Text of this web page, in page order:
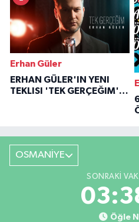
Erhan Güler
ERHAN GÜLER'IN YENI
TEKLISI 'TEK GERÇEĞIM'LE
OSMANİYE
SONRAKI
Öğle